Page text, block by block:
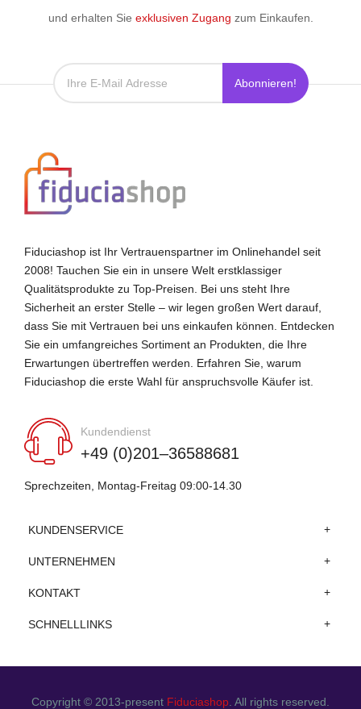
und erhalten Sie exklusiven Zugang zum Einkaufen.
Abonnieren!
Fiduciashop ist Ihr Vertrauenspartner im Onlinehandel seit
2008! Tauchen Sie ein in unsere Welt erstklassiger
Qualitätsprodukte zu Top-Preisen. Bei uns steht Ihre
Sicherheit an erster Stelle – wir legen großen Wert darauf,
dass Sie mit Vertrauen bei uns einkaufen können. Entdecken
Sie ein umfangreiches Sortiment an Produkten, die Ihre
Erwartungen übertreffen werden. Erfahren Sie, warum
Fiduciashop die erste Wahl für anspruchsvolle Käufer ist.
Kundendienst
+49 (0)201–36588681
Sprechzeiten, Montag-Freitag 09:00-14.30
KUNDENSERVICE
UNTERNEHMEN
KONTAKT
SCHNELLLINKS
Copyright © 2013-present Fiduciashop . All rights reserved.